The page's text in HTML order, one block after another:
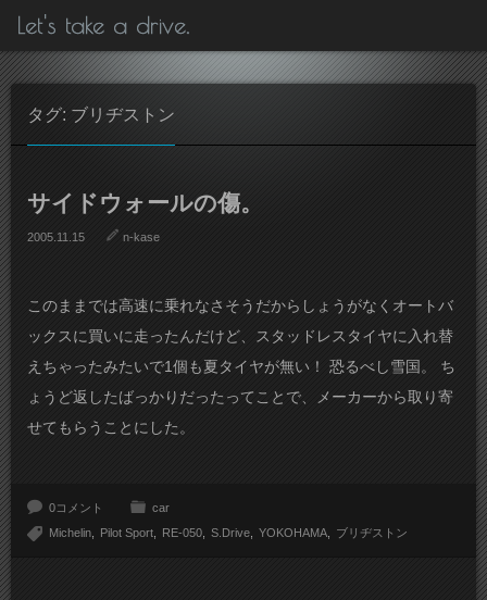
Let's take a drive.
タグ: ブリヂストン
サイドウォールの傷。
2005.11.15 n-kase
このままでは高速に乗れなさそうだからしょうがなくオートバ
ックスに買いに走ったんだけど、スタッドレスタイヤに入れ替
えちゃったみたいで1個も夏タイヤが無い！ 恐るべし雪国。 ち
ょうど返したばっかりだったってことで、メーカーから取り寄
せてもらうことにした。
0コメント
car
Michelin
Pilot Sport RE-050 S.Drive YOKOHAMA ブリヂストン